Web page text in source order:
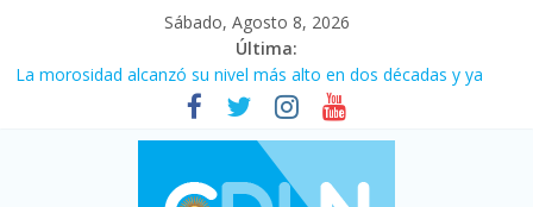
Sábado, Agosto 8, 2026
Última:
Central venció 1 a 0 al River de Coudet en el Monumental
La morosidad alcanzó su nivel más alto en dos décadas y ya
afecta a 400 mil deudores en Santa Fe
Desde que asumió Milei cerraron 41.000 kioscos: el sector
Vacaciones de invierno con más movimiento y consumo